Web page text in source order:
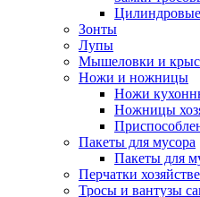
Зонты
Лупы
Мышеловки и
Ножи и ножницы
Ножи
Ножницы
Пакеты для мусора
Пакеты для
Перчатки
Тросы и вантузы